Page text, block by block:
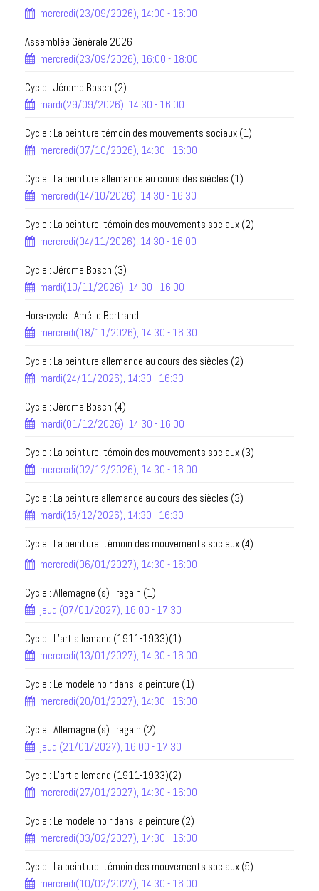
mercredi(23/09/2026), 14:00 - 16:00
Assemblée Générale 2026
mercredi(23/09/2026), 16:00 - 18:00
Cycle : Jérome Bosch (2)
mardi(29/09/2026), 14:30 - 16:00
Cycle : La peinture témoin des mouvements sociaux (1)
mercredi(07/10/2026), 14:30 - 16:00
Cycle : La peinture allemande au cours des siècles (1)
mercredi(14/10/2026), 14:30 - 16:30
Cycle : La peinture, témoin des mouvements sociaux (2)
mercredi(04/11/2026), 14:30 - 16:00
Cycle : Jérome Bosch (3)
mardi(10/11/2026), 14:30 - 16:00
Hors-cycle : Amélie Bertrand
mercredi(18/11/2026), 14:30 - 16:30
Cycle : La peinture allemande au cours des siècles (2)
mardi(24/11/2026), 14:30 - 16:30
Cycle : Jérome Bosch (4)
mardi(01/12/2026), 14:30 - 16:00
Cycle : La peinture, témoin des mouvements sociaux (3)
mercredi(02/12/2026), 14:30 - 16:00
Cycle : La peinture allemande au cours des siècles (3)
mardi(15/12/2026), 14:30 - 16:30
Cycle : La peinture, témoin des mouvements sociaux (4)
mercredi(06/01/2027), 14:30 - 16:00
Cycle : Allemagne (s) : regain (1)
jeudi(07/01/2027), 16:00 - 17:30
Cycle : L’art allemand (1911-1933)(1)
mercredi(13/01/2027), 14:30 - 16:00
Cycle : Le modele noir dans la peinture (1)
mercredi(20/01/2027), 14:30 - 16:00
Cycle : Allemagne (s) : regain (2)
jeudi(21/01/2027), 16:00 - 17:30
Cycle : L’art allemand (1911-1933)(2)
mercredi(27/01/2027), 14:30 - 16:00
Cycle : Le modele noir dans la peinture (2)
mercredi(03/02/2027), 14:30 - 16:00
Cycle : La peinture, témoin des mouvements sociaux (5)
mercredi(10/02/2027), 14:30 - 16:00